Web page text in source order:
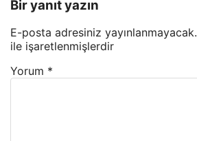
Bir yanıt yazın
E-posta adresiniz yayınlanmayacak.
ile işaretlenmişlerdir
Yorum *